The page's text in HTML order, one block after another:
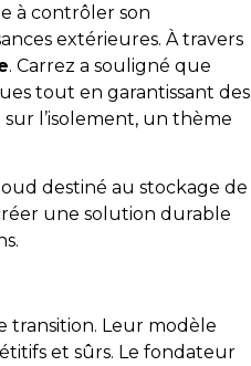
à contrôler son
extérieures. À travers
. Carrez a souligné que
tout en garantissant des
l’isolement, un thème
destiné au stockage de
une solution durable
transition. Leur modèle
et sûrs. Le fondateur